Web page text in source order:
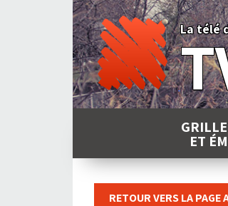
La télé
ET
RETOUR VERS LA PAGE